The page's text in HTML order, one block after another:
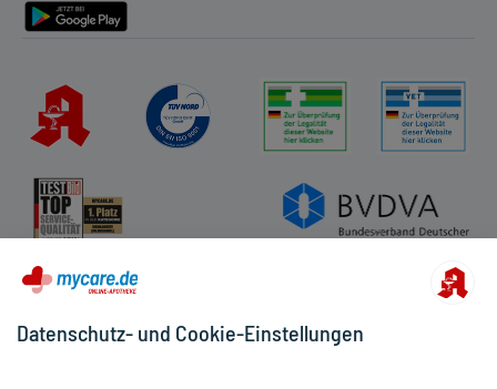
Datenschutz- und Cookie-Einstellungen